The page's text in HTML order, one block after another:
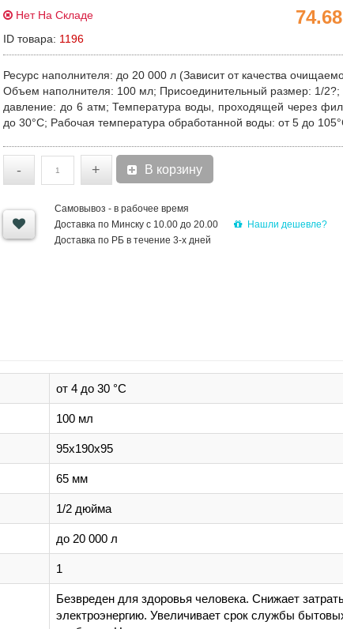
Нет На Складе
ID товара: 1196
74.68
Ресурс наполнителя: до 20 000 л (Зависит от качества
Объем наполнителя: 100 мл; Присоединительный размер: 1/2?;
давление: до 6 атм;Температура воды, проходящей через
до 30°C; Рабочая температура обработанной воды: от 5 до
- + В корзину
Самовывоз - в рабочее время
Доставка по Минску с 10.00 до 20.00
Доставка по РБ в течение 3-х дней
Нашли дешевле?
от 4 до 30 °C
100 мл
95х190х95
65 мм
1/2 дюйма
до 20 000 л
1
Безвреден для здоровья человека. Снижает
электроэнергию. Увеличивает срок службы